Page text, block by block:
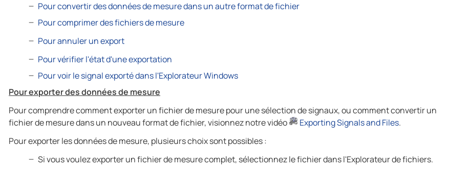
Pour convertir des données de mesure dans un autre format de fichier
Pour comprimer des fichiers de mesure
Pour annuler un export
Pour vérifier l'état d'une exportation
Pour voir le signal exporté dans l'Explorateur Windows
Pour exporter des données de mesure
Pour comprendre comment exporter un fichier de mesure pour une sélection de signaux, ou comment convertir un
fichier de mesure dans un nouveau format de fichier, visionnez notre vidéo
Exporting Signals and Files.
Pour exporter les données de mesure, plusieurs choix sont possibles :
Si vous voulez exporter un fichier de mesure complet, sélectionnez le fichier dans l'Explorateur de fichiers.